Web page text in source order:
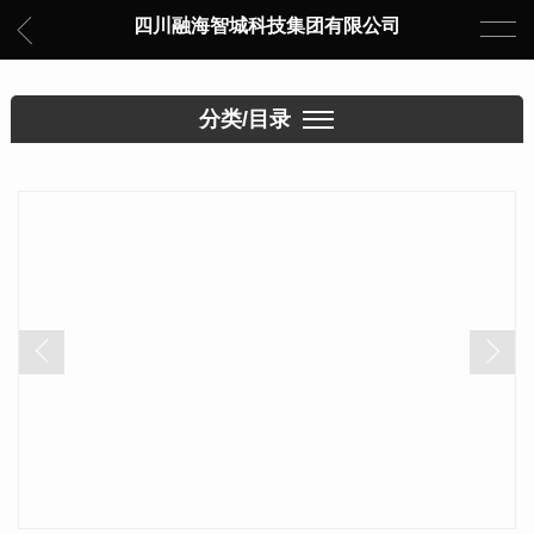
四川融海智城科技集团有限公司
分类/目录